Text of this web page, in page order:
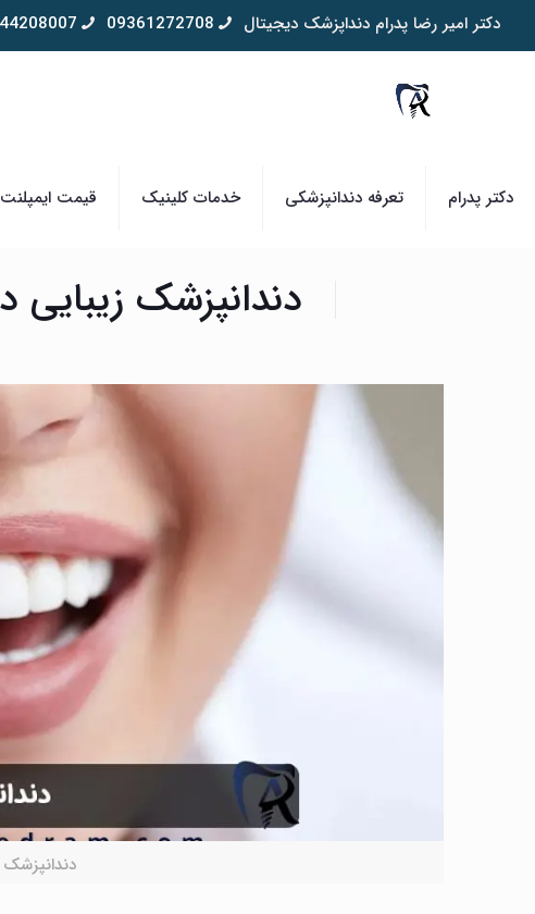
دکتر امیر رضا پدرام دنداپزشک دیجیتال 09361272708
دکتر پدرام تعرفه دندانپزشکی خدمات کلینیک قیمت
دندانپزشک زیبایی
دندانپزشک